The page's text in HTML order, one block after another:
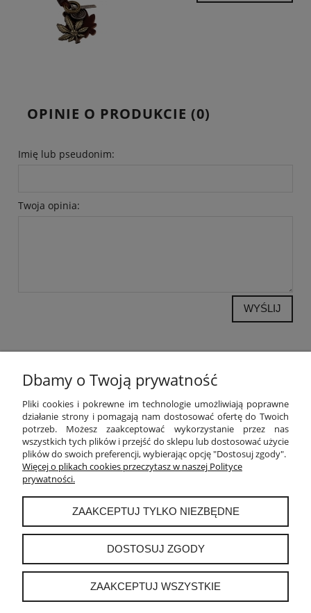
OPINIE O PRODUKCIE (0)
Imię lub pseudonim:
Twoja opinia:
WYŚLIJ
POMOC
MOJE KONTO
PŁATNOŚCI I DOSTAWA
INFORMACJE
O NAS
instagram
Dbamy o Twoją prywatność
Pliki cookies i pokrewne im technologie umożliwiają poprawne
działanie strony i pomagają nam dostosować ofertę do Twoich
potrzeb. Możesz zaakceptować wykorzystanie przez nas
wszystkich tych plików i przejść do sklepu lub dostosować użycie
plików do swoich preferencji, wybierając opcję "Dostosuj zgody".
Więcej o plikach cookies przeczytasz w naszej Polityce
prywatności.
ZAAKCEPTUJ TYLKO NIEZBĘDNE
DOSTOSUJ ZGODY
ZAAKCEPTUJ WSZYSTKIE